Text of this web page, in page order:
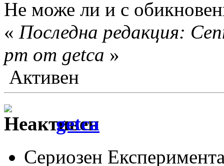
Не може ли и с
« Последна редакция:
pm от getca »
Активен
getca
Сериозен